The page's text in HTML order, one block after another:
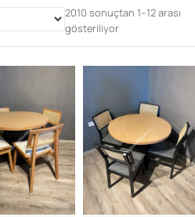
Parolanızı mı unuttunuz?
Hesap Oluştur
2010 sonuçtan 1–12 arası
gösteriliyor